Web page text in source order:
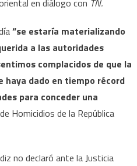
en diálogo con TN.
“se estaría materializando
a las autoridades
complacidos de que la
haya dado en tiempo récord
para conceder una
Homicidios de la República
no declaró ante la Justicia